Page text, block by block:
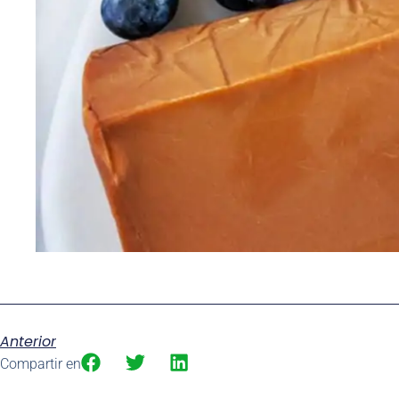
Anterior
Compartir en